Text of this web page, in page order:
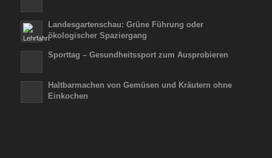
Landesgartenschau: Grüne Führung oder
ökologischer Spaziergang
Sporttag – Gesundheitssport zum Ausprobieren
Haltbarmachen von Gemüsen und Kräutern ohne
Einkochen